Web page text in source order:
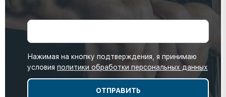
Нажимая на кнопку подтверждения, я принимаю
условия политики обработки персональных данных